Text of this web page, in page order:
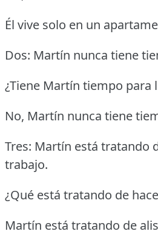
Él vive solo en un
Dos: Martín nunca tiene
¿Tiene Martín tiempo para
No, Martín nunca tiene
Tres: Martín está tratando
trabajo.
¿Qué está tratando de
Martín está tratando de